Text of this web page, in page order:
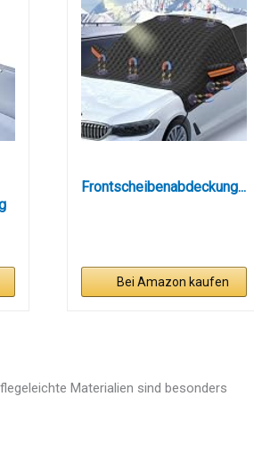
Frontscheibenabdeckung...
Bei Amazon kaufen
Materialien sind besonders